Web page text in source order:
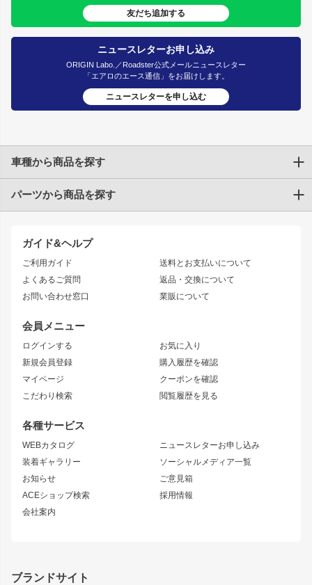
友だち追加する
ニュースレターお申し込み
ORIGIN Labo.／Roadster公式メールニュースレター
「エアロのエース通信」をお届けします。
ニュースレターを申し込む
ガイド&ヘルプ
ご利用ガイド
よくあるご質問
お問い合わせ窓口
送料とお支払いについて
返品・交換について
業販について
会員メニュー
ログインする
新規会員登録
マイページ
こだわり検索
お気に入り
購入履歴を確認
クーポンを確認
閲覧履歴を見る
各種サービス
WEBカタログ
装着ギャラリー
お知らせ
ACEショップ検索
会社案内
ニュースレターお申し込み
ソーシャルメディア一覧
ご意見箱
採用情報
車種から商品を探す
トヨタ
JZX90 CHASER
JZX110 MARK II
JZX100 MARK II
JZX90 MARK II
トレノ
マークX
アリスト
ソアラ
アルテッツァ
ニッサン
S15 シルビア
S14 シルビア 後期
S13 シルビア
180SX
シルエイティ
ワンビア
ローレル
セフィーロ
キャラバン
スズキ
GS350
パーツから商品を探す
エアロシリーズ
ドリフトライン
風神
雷神
レーシングライン
アタックライン
ストリームライン
リアウイング
ジムニーパーツ
ホイール
MUD-S7
MUD-SR7
まつど家 鉄漢
ボンネット
ブランドサイト